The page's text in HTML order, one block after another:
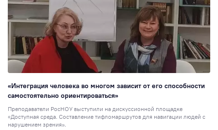
Победы
115
Международное
сотрудничество
Мастер-класс 110
РосНОУ в СМИ
Кубок ректора
Абитуриентам
«Интеграция человека во многом зависит от его способности
самостоятельно ориентироваться»
Преподаватели РосНОУ выступили на дискуссионной площадке
«Доступная среда. Составление тифломаршрутов для навигации людей с
нарушением зрения».